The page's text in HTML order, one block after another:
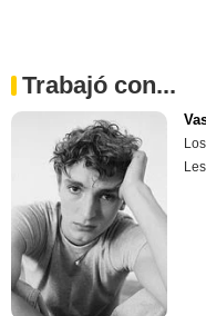
Trabajó con...